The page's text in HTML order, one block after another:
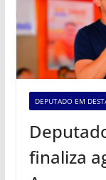
DEPUTADO EM
finaliza